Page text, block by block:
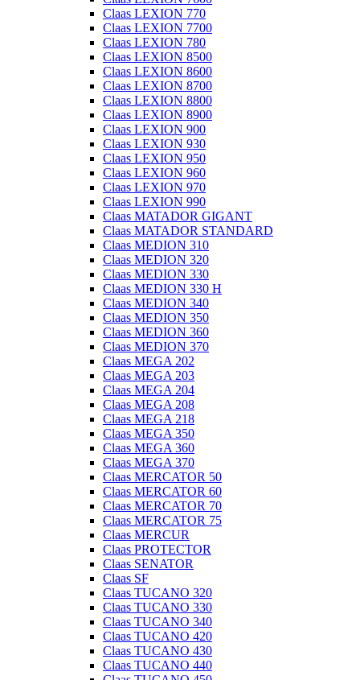
Claas LEXION 770
Claas LEXION 7700
Claas LEXION 780
Claas LEXION 8500
Claas LEXION 8600
Claas LEXION 8700
Claas LEXION 8800
Claas LEXION 8900
Claas LEXION 900
Claas LEXION 930
Claas LEXION 950
Claas LEXION 960
Claas LEXION 970
Claas LEXION 990
Claas MATADOR GIGANT
Claas MATADOR STANDARD
Claas MEDION 310
Claas MEDION 320
Claas MEDION 330
Claas MEDION 330 H
Claas MEDION 340
Claas MEDION 350
Claas MEDION 360
Claas MEDION 370
Claas MEGA 202
Claas MEGA 203
Claas MEGA 204
Claas MEGA 208
Claas MEGA 218
Claas MEGA 350
Claas MEGA 360
Claas MEGA 370
Claas MERCATOR 50
Claas MERCATOR 60
Claas MERCATOR 70
Claas MERCATOR 75
Claas MERCUR
Claas PROTECTOR
Claas SENATOR
Claas SF
Claas TUCANO 320
Claas TUCANO 330
Claas TUCANO 340
Claas TUCANO 420
Claas TUCANO 430
Claas TUCANO 440